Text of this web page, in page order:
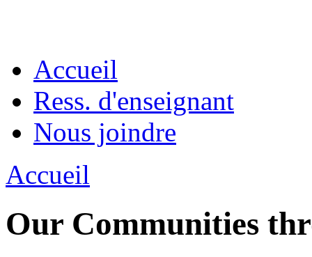
Accueil
Ress. d'enseignant
Nous joindre
Accueil
Our Communities